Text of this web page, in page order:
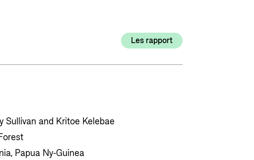
Kriterier for bistand
Les rapport
Sullivan and Kritoe Kelebae
Papua Ny-Guinea